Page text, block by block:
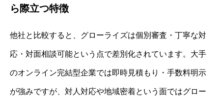
ら際立つ特徴
他社と比較すると、グローライズは個別審査・丁寧な対
応・対面相談可能という点で差別化されています。大手
のオンライン完結型企業では即時見積もり・手数料明示
が強みですが、対人対応や地域密着という面ではグロー